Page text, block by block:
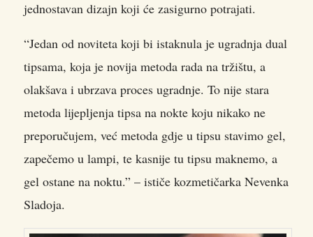
jednostavan dizajn koji će zasigurno potrajati.
“Jedan od noviteta koji bi istaknula je ugradnja dual
tipsama, koja je novija metoda rada na tržištu, a
olakšava i ubrzava proces ugradnje. To nije stara
metoda lijepljenja tipsa na nokte koju nikako ne
preporučujem, već metoda gdje u tipsu stavimo gel,
zapečemo u lampi, te kasnije tu tipsu maknemo, a
gel ostane na noktu.” – ističe kozmetičarka Nevenka
Sladoja.